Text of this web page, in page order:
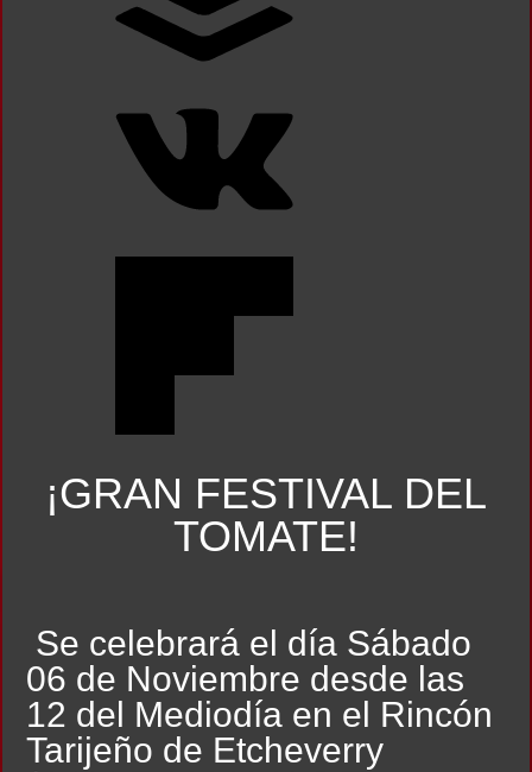
¡GRAN FESTIVAL DEL
TOMATE!
Se celebrará el día Sábado
06 de Noviembre desde las
12 del Mediodía en el Rincón
Tarijeño de Etcheverry